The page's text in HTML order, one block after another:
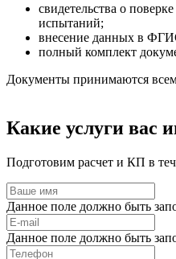
свидетельства о
испытаний;
внесение данных в
полный комплект
Документы принимаются
Какие услуги вас
Подготовим расчет и КП в
Данное поле должно быть
Данное поле должно быть